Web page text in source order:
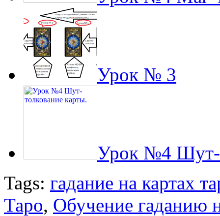
Урок № 3
Урок №4 Шут-
Tags: гадание на картах
Таро, Обучение гаданию